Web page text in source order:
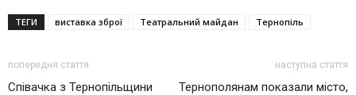
ТЕГИ виставка зброї Театральний майдан Тернопіль
попередня стаття
Співачка з Тернопільщини
наступна стаття
Тернополянам показали місто,